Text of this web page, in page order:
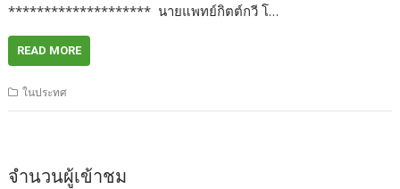
******************** นายแพทย์กิตต์กวี โ…
READ MORE
ในประทศ
จำนวนผู้เข้าชม